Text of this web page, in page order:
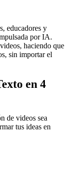
educadores y
por IA.
haciendo que
sin importar el
en 4
de videos sea
tus ideas en